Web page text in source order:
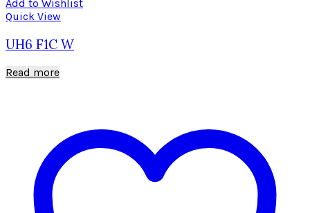
Add to Wishlist
Quick View
UH6 F1C W
Read more